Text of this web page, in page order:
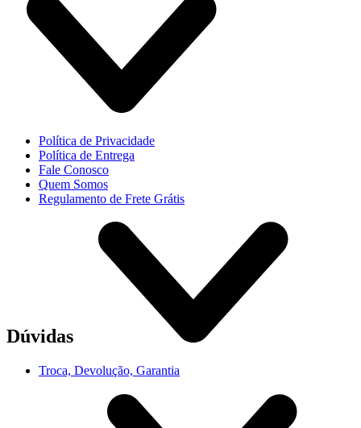
Política de Privacidade
Política de Entrega
Fale Conosco
Quem Somos
Regulamento de Frete Grátis
Dúvidas
Troca, Devolução, Garantia